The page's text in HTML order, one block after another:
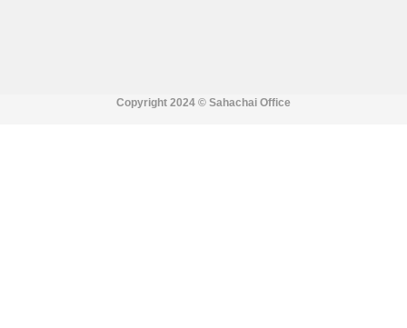
Copyright 2024 © Sahachai Office